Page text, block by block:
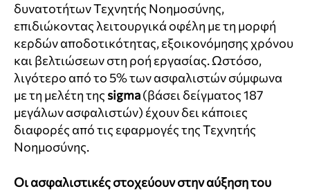
δυνατοτήτων Τεχνητής Νοημοσύνης,
επιδιώκοντας λειτουργικά οφέλη με τη μορφή
κερδών αποδοτικότητας, εξοικονόμησης χρόνου
και βελτιώσεων στη ροή εργασίας. Ωστόσο,
λιγότερο από το 5% των ασφαλιστών σύμφωνα
με τη μελέτη της sigma(βάσει δείγματος 187
μεγάλων ασφαλιστών) έχουν δει κάποιες
διαφορές από τις εφαρμογές της Τεχνητής
Νοημοσύνης.
Οι ασφαλιστικές στοχεύουν στην αύξηση του